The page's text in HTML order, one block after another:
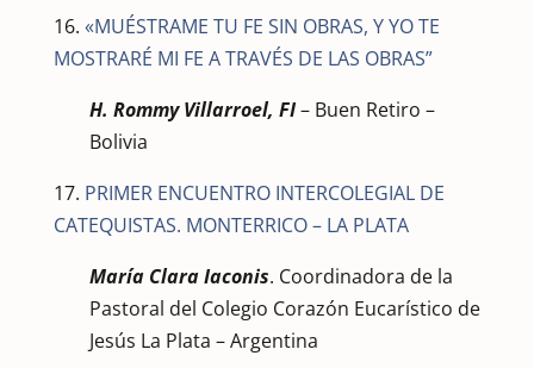
16. «MUÉSTRAME TU FE SIN OBRAS, Y YO TE
MOSTRARÉ MI FE A TRAVÉS DE LAS OBRAS”
H. Rommy Villarroel, FI– Buen Retiro –
Bolivia
17. PRIMER ENCUENTRO INTERCOLEGIAL DE
CATEQUISTAS. MONTERRICO – LA PLATA
María Clara Iaconis. Coordinadora de la
Pastoral del Colegio Corazón Eucarístico de
Jesús La Plata – Argentina